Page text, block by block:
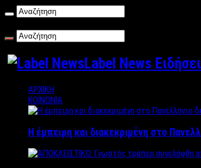
Label News
ΑΡΧΙΚΗ
ΚΟΙΝΩΝΙΑ
Η έμπειρη και διακεκριμένη στο